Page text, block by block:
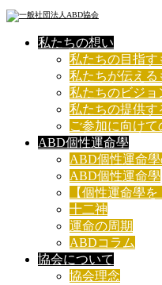
私たちの想い
私たちの目指す
私たちが伝える
私たちのビジョ
私たちの提供す
ご参加に向けて
ABD個性運命學
ABD個性運命學
ABD個性運命學
【個性運命學
十二神
運命の周期
ABDコラム
協会について
協会理念